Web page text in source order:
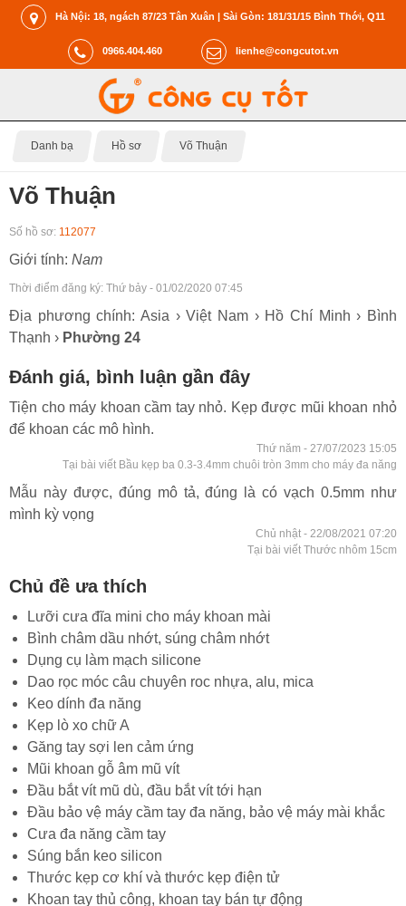
Hà Nội: 18, ngách 87/23 Tân Xuân | Sài Gòn: 181/31/15 Bình Thới, Q11
0966.404.460 lienhe@congcutot.vn
Danh bạ Hồ sơ Võ Thuận
Võ Thuận
Số hồ sơ: 112077
Giới tính: Nam
Thời điểm đăng ký: Thứ bảy - 01/02/2020 07:45
Địa phương chính: Asia › Việt Nam › Hồ Chí Minh › Bình
Thạnh › Phường 24
Đánh giá, bình luận gần đây
Tiện cho máy khoan cầm tay nhỏ. Kẹp được mũi khoan nhỏ
để khoan các mô hình.
Thứ năm - 27/07/2023 15:05
Tại bài viết Bầu kẹp ba 0.3-3.4mm chuôi tròn 3mm cho máy đa năng
Mẫu này được, đúng mô tả, đúng là có vạch 0.5mm như
mình kỳ vọng
Chủ nhật - 22/08/2021 07:20
Tại bài viết Thước nhôm 15cm
Chủ đề ưa thích
Lưỡi cưa đĩa mini cho máy khoan mài
Bình châm dầu nhớt, súng châm nhớt
Dụng cụ làm mạch silicone
Dao rọc móc câu chuyên roc nhựa, alu, mica
Keo dính đa năng
Kẹp lò xo chữ A
Găng tay sợi len cảm ứng
Mũi khoan gỗ âm mũ vít
Đầu bắt vít mũ dù, đầu bắt vít tới hạn
Đầu bảo vệ máy cầm tay đa năng, bảo vệ máy mài khắc
Cưa đa năng cầm tay
Súng bắn keo silicon
Thước kẹp cơ khí và thước kẹp điện tử
Khoan tay thủ công, khoan tay bán tự động